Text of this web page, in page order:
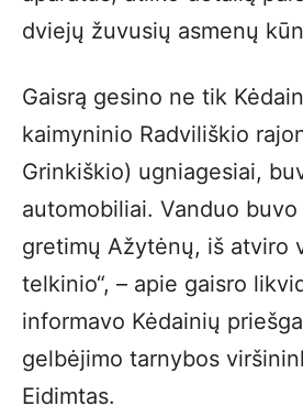
dviejų žuvusių asmenų
Gaisrą gesino ne tik
kaimyninio Radviliškio
Grinkiškio) ugniagesiai,
automobiliai. Vanduo
gretimų Ažytėnų, iš atviro
telkinio“, – apie gaisro
informavo Kėdainių
gelbėjimo tarnybos
Eidimtas.